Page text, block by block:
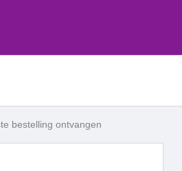
bestelling ontvangen